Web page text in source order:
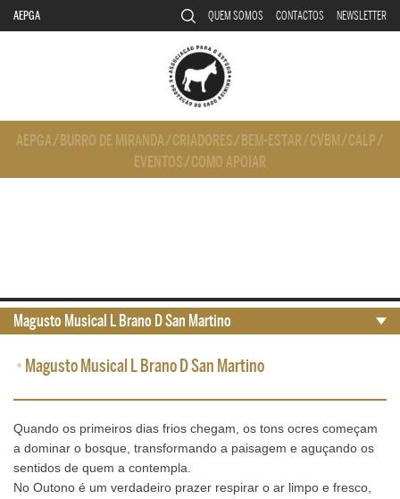
AEPGA QUEM SOMOS CONTACTOS NEWSLETTER
AEPGA/ BURRO DE MIRANDA/CRIADORES/ BEM-ESTAR/CVBM/CALP/
EVENTOS/COMO APOIAR
• Magusto Musical L Brano D San Martino
Quando os primeiros dias frios chegam, os tons ocres começam
a dominar o bosque, transformando a paisagem e aguçando os
sentidos de quem a contempla.
No Outono é um verdadeiro prazer respirar o ar limpo e fresco,
Magusto Musical L Brano D San Martino